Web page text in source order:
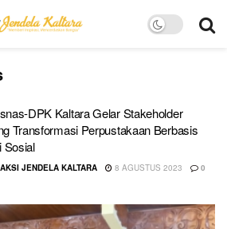
DPK Kaltara Gelar Stakeholder
Transformasi Perpustakaan Berbasis
Sosial
JENDELA KALTARA 8 AGUSTUS 2023 0